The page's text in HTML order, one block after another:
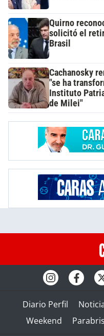
Quirno
solicitó el
Brasil
Cachanosky
"se ha
Instituto
de Milei"
Diario Perfil
Weekend